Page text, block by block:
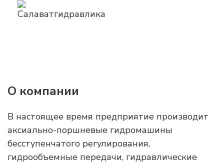
О компании
В настоящее время предприятие производит
аксиально-поршневые гидромашины
бесступенчатого регулирования,
гидрообъемные передачи, гидравлические